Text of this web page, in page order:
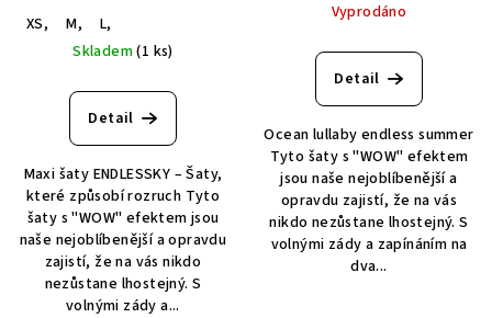
XS,
M,
L,
Skladem(1 ks)
Detail
Maxi šaty ENDLESSKY – Šaty,
které způsobí rozruch Tyto
šaty s "WOW" efektem jsou
naše nejoblíbenější a opravdu
zajistí, že na vás nikdo
nezůstane lhostejný. S
volnými zády a...
Vyprodáno
Detail
Ocean lullaby endless summer
Tyto šaty s "WOW" efektem
jsou naše nejoblíbenější a
opravdu zajistí, že na vás
nikdo nezůstane lhostejný. S
volnými zády a zapínáním na
dva...